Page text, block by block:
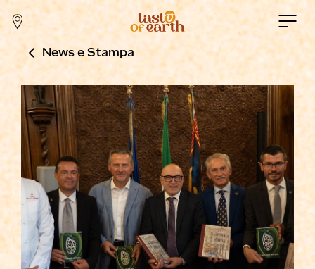
News e Stampa